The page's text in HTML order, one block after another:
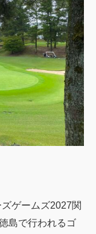
ゲームズ2027関
島で行われるゴ